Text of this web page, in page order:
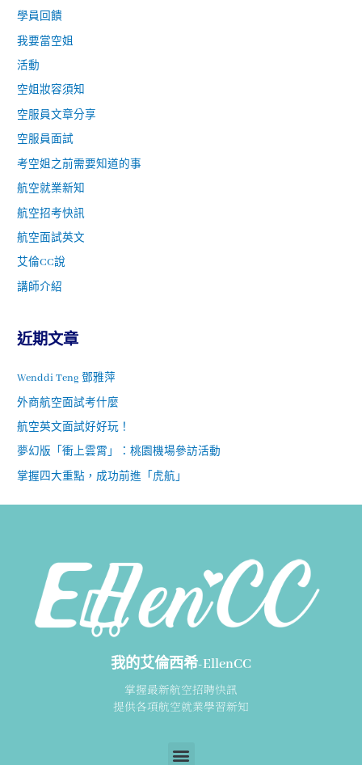
學員回饋
我要當空姐
活動
空姐妝容須知
空服員文章分享
空服員面試
考空姐之前需要知道的事
航空就業新知
航空招考快訊
航空面試英文
艾倫CC說
講師介紹
近期文章
Wenddi Teng 鄧雅萍
外商航空面試考什麼
航空英文面試好好玩！
夢幻版「衝上雲霄」：桃園機場參訪活動
掌握四大重點，成功前進「虎航」
我的艾倫西希-EllenCC
掌握最新航空招聘快訊
提供各項航空就業學習新知